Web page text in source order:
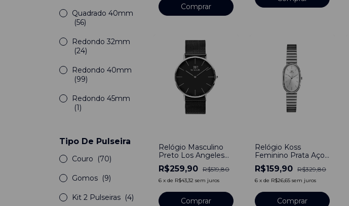
Quadrado 40mm
(56)
Redondo 32mm
(24)
Redondo 40mm
(99)
Redondo 45mm
(1)
Tipo De Pulseira
Couro (70)
Gomos (9)
Kit 2 Pulseiras (4)
Relógio Masculino
Preto Los Angeles
Pulseira de Metal
40mm Minimalista
Aço Inoxidável
R$259,90 R$519,80
6 x de R$43,32 sem juros
Comprar
Relógio Koss
Feminino Prata Aço
Inoxidável
R$159,90 R$329,80
6 x de R$26,65 sem juros